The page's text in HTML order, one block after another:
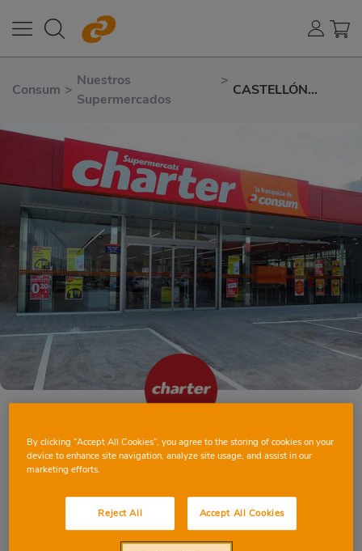
Consum >
Nuestros
Supermercados
>
CASTELLÓN
CASTELLÓN LÉRIDA
622 39 86 54
By clicking “Accept All Cookies”, you agree to the storing of cookies on your
device to enhance site navigation, analyze site usage, and assist in our
marketing efforts.
Reject All Accept All Cookies